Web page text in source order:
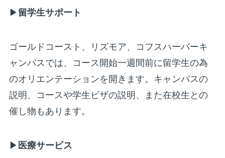
▶ 留学生サポート
ゴールドコースト、リズモア、コフスハーバーキ
ャンパスでは、コース開始一週間前に留学生の為
のオリエンテーションを開きます。キャンパスの
説明、コースや学生ビザの説明、また在校生との
催し物もあります。
▶ 医療サービス